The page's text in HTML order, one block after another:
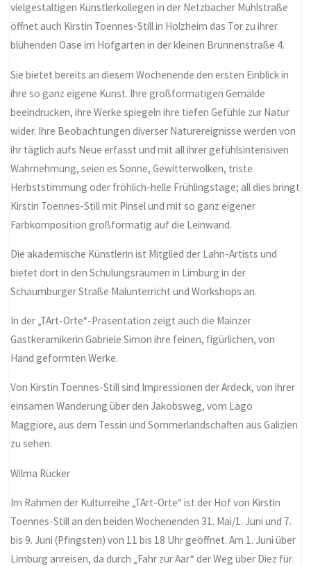
vielgestaltigen Künstlerkollegen in der Netzbacher Mühlstraße
öffnet auch Kirstin Toennes-Still in Holzheim das Tor zu ihrer
blühenden Oase im Hofgarten in der kleinen Brunnenstraße 4.
Sie bietet bereits an diesem Wochenende den ersten Einblick in
ihre so ganz eigene Kunst. Ihre großformatigen Gemälde
beeindrucken, ihre Werke spiegeln ihre tiefen Gefühle zur Natur
wider. Ihre Beobachtungen diverser Naturereignisse werden von
ihr täglich aufs Neue erfasst und mit all ihrer gefühlsintensiven
Wahrnehmung, seien es Sonne, Gewitterwolken, triste
Herbststimmung oder fröhlich-helle Frühlingstage; all dies bringt
Kirstin Toennes-Still mit Pinsel und mit so ganz eigener
Farbkomposition großformatig auf die Leinwand.
Die akademische Künstlerin ist Mitglied der Lahn-Artists und
bietet dort in den Schulungsräumen in Limburg in der
Schaumburger Straße Malunterricht und Workshops an.
In der „TArt-Orte“-Präsentation zeigt auch die Mainzer
Gastkeramikerin Gabriele Simon ihre feinen, figürlichen, von
Hand geformten Werke.
Von Kirstin Toennes-Still sind Impressionen der Ardeck, von ihrer
einsamen Wanderung über den Jakobsweg, vom Lago
Maggiore, aus dem Tessin und Sommerlandschaften aus Galizien
zu sehen.
Wilma Rücker
Im Rahmen der Kulturreihe „TArt-Orte“ ist der Hof von Kirstin
Toennes-Still an den beiden Wochenenden 31. Mai/1. Juni und 7.
bis 9. Juni (Pfingsten) von 11 bis 18 Uhr geöffnet. Am 1. Juni über
Limburg anreisen, da durch „Fahr zur Aar“ der Weg über Diez für